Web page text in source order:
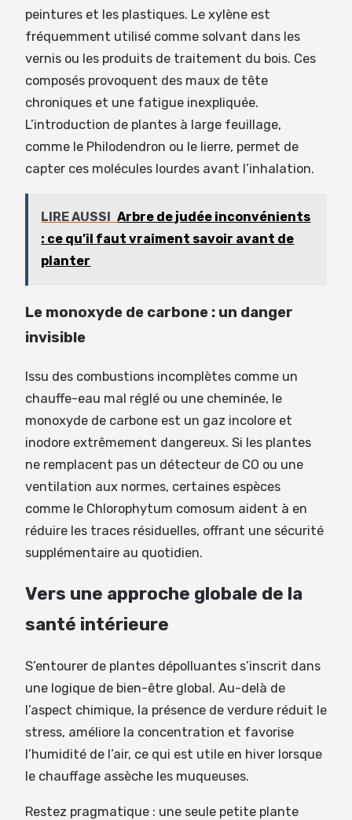
peintures et les plastiques. Le xylène est
fréquemment utilisé comme solvant dans les
vernis ou les produits de traitement du bois. Ces
composés provoquent des maux de tête
chroniques et une fatigue inexpliquée.
L’introduction de plantes à large feuillage,
comme le Philodendron ou le lierre, permet de
capter ces molécules lourdes avant l’inhalation.
LIRE AUSSI Arbre de judée inconvénients
: ce qu’il faut vraiment savoir avant de
planter
Le monoxyde de carbone : un danger
invisible
Issu des combustions incomplètes comme un
chauffe-eau mal réglé ou une cheminée, le
monoxyde de carbone est un gaz incolore et
inodore extrêmement dangereux. Si les plantes
ne remplacent pas un détecteur de CO ou une
ventilation aux normes, certaines espèces
comme le Chlorophytum comosum aident à en
réduire les traces résiduelles, offrant une sécurité
supplémentaire au quotidien.
Vers une approche globale de la
santé intérieure
S’entourer de plantes dépolluantes s’inscrit dans
une logique de bien-être global. Au-delà de
l’aspect chimique, la présence de verdure réduit le
stress, améliore la concentration et favorise
l’humidité de l’air, ce qui est utile en hiver lorsque
le chauffage assèche les muqueuses.
Restez pragmatique : une seule petite plante